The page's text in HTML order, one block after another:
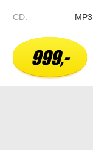
CD: MP3
999,-